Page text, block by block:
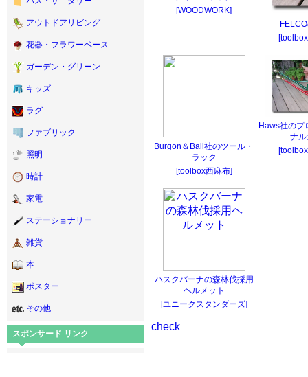
アウトドアリビング
花器・フラワーベース
ガーデン・グリーン
キッズ
ラグ
ファブリック
照明
時計
家電
ステーショナリー
雑貨
本
ポスター
その他
スポンサード リンク
[WOODWORK]
Burgon＆Ball社のツール・
ラック
[toolbox西麻布]
Haws社のプ
ナ
ハスクバーナの森林伐採用
ヘルメット
[ユニークスタンダーズ]
check